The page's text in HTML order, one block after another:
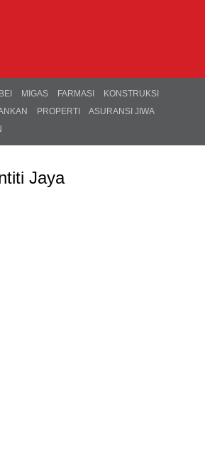
BEI MIGAS FARMASI
KONSTRUKSI
PROPERTI
ASURANSI JIWA
Jaya